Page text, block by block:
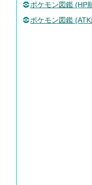
ポケモン図鑑 (HP
ポケモン図鑑